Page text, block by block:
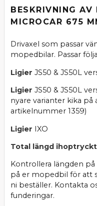
BESKRIVNING AV
MICROCAR 675
Drivaxel som passar
mopedbilar. Passar
Ligier JS50 & JS50L
Ligier JS50 & JS50L
nyare varianter kika på
artikelnummer 1359)
Ligier IXO
Total längd
Kontrollera längden
på er mopedbil för att
ni beställer. Kontakta
funderingar.